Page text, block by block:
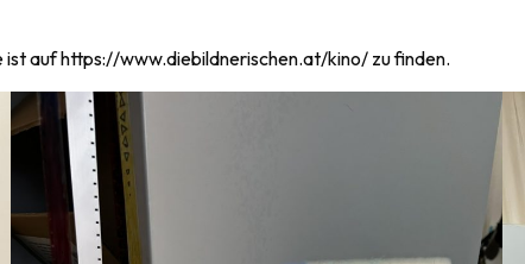
auf https://www.diebildnerischen.at/kino/ zu finden.